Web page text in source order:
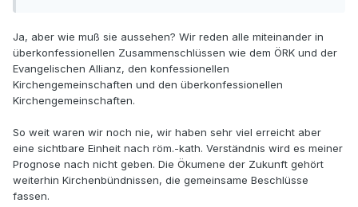
Ja, aber wie muß sie aussehen? Wir reden alle miteinander in
überkonfessionellen Zusammenschlüssen wie dem ÖRK und der
Evangelischen Allianz, den konfessionellen
Kirchengemeinschaften und den überkonfessionellen
Kirchengemeinschaften.
So weit waren wir noch nie, wir haben sehr viel erreicht aber
eine sichtbare Einheit nach röm.-kath. Verständnis wird es meiner
Prognose nach nicht geben. Die Ökumene der Zukunft gehört
weiterhin Kirchenbündnissen, die gemeinsame Beschlüsse
fassen.